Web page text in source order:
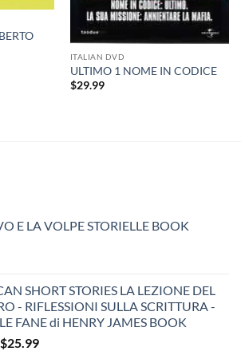
ITALIAN DVD
ULTIMO 1 NOME IN CODICE
$29.99
E LA VOLPE STORIELLE BOOK
SHORT STORIES LA LEZIONE DEL
- RIFLESSIONI SULLA SCRITTURA -
FANE di HENRY JAMES BOOK
Original
$25.99Current